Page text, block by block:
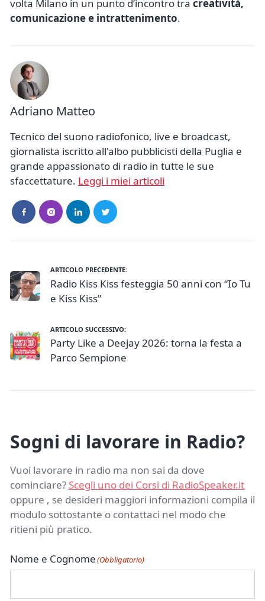
volta Milano in un punto d’incontro tra creatività,
comunicazione e intrattenimento.
Adriano Matteo
Tecnico del suono radiofonico, live e broadcast,
giornalista iscritto all'albo pubblicisti della Puglia e
grande appassionato di radio in tutte le sue
sfaccettature. Leggi i miei articoli
ARTICOLO PRECEDENTE:
Radio Kiss Kiss festeggia 50 anni con “Io Tu
e Kiss Kiss”
ARTICOLO SUCCESSIVO:
Party Like a Deejay 2026: torna la festa a
Parco Sempione
Sogni di lavorare in Radio?
Vuoi lavorare in radio ma non sai da dove
cominciare? Scegli uno dei Corsi di RadioSpeaker.it
oppure , se desideri maggiori informazioni compila il
modulo sottostante o contattaci nel modo che
ritieni più pratico.
Nome e Cognome(Obbligatorio)